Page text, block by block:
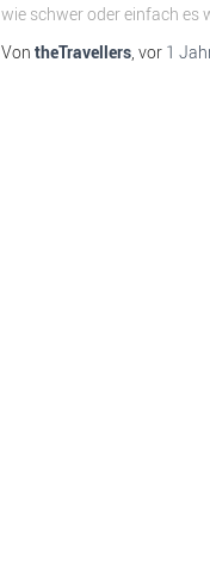
wie schwer oder einfach es
Von theTravellers, vor 1